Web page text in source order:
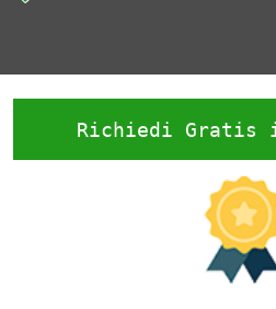
Richiedi Gratis